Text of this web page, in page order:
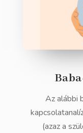
Az alábbi
(azaz a